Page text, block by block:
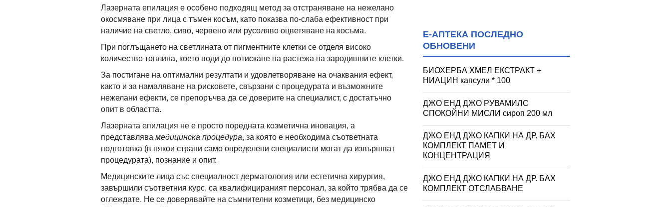
Лазерната епилация е особено подходящ метод за отстраняване на нежелано
окосмяване при лица с тъмен косъм, като показва по-слаба ефективност при
наличие на светло, сиво, червено или русоляво оцветяване на косъма.
При поглъщането на светлината от пигментните клетки се отделя високо
количество топлина, което води до потискане на растежа на зародишните клетки.
За постигане на оптимални резултати и удовлетворяване на очаквания ефект,
както и за намаляване на рисковете, свързани с процедурата и възможните
нежелани ефекти, се препоръчва да се доверите на специалист, с достатъчно
опит в областта.
Лазерната епилация не е просто поредната козметична иновация, а
представлява медицинска процедура, за която е необходима съответната
подготовка (в някои страни само определени специалисти могат да извършват
процедурата), познание и опит.
Медицинските лица със специалност дерматология или естетична хирургия,
завършили съответния курс, са квалифицираният персонал, за който трябва да се
оглеждате. Не се доверявайте на съмнителни козметици, без медицинско
Е-АПТЕКА ПОСЛЕДНО
ОБНОВЕНИ
БИОХЕРБА ХМЕЛ ЕКСТРАКТ +
НИАЦИН капсули * 100
ДЖО ЕНД ДЖО РУВАМИЛС
СПОКОЙНИ МИСЛИ сироп 200 мл
ДЖО ЕНД ДЖО КАПКИ НА ДР. БАХ
КОМПЛЕКТ ПАМЕТ И
КОНЦЕНТРАЦИЯ
ДЖО ЕНД ДЖО КАПКИ НА ДР. БАХ
КОМПЛЕКТ ОТСЛАБВАНЕ